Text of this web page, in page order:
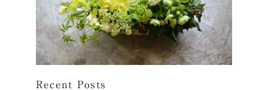
Recent Posts